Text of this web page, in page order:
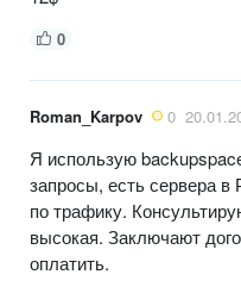
0
Roman_Karpov 0
Я использую
запросы, есть сервера в
по трафику.
высокая. Заключают
оплатить.